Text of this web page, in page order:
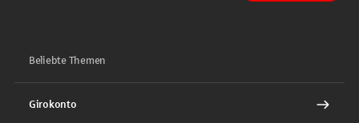
Beliebte Themen
Girokonto